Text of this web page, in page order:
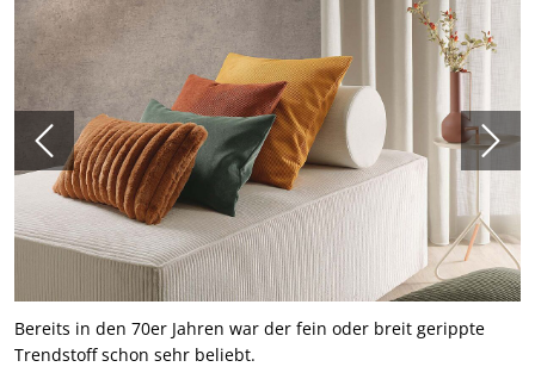
Bereits in den 70er Jahren war der fein oder breit gerippte
Trendstoff schon sehr beliebt.